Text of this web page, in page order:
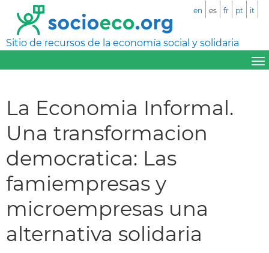
Sitio de recursos de la economía social y solidaria
en es fr pt it
La Economia Informal.
Una transformacion
democratica: Las
famiempresas y
microempresas una
alternativa solidaria